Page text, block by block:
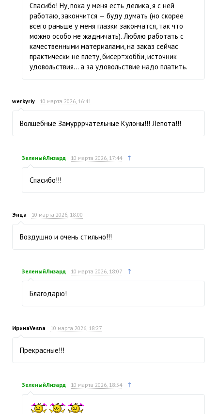
Спасибо! Ну, пока у меня есть делика, я с ней
работаю, закончится — буду думать (но скорее
всего раньше у меня глазки закончатся, так что
можно особо не жадничать). Люблю работать с
качественными материалами, на заказ сейчас
практически не плету, бисер=хобби, источник
удовольствия… а за удовольствие надо платить.
werkyriy 10 марта 2026, 16:41
Волшебные Замурррчательные Кулоны!!! Лепота!!!
ЗеленыйЛизард 10 марта 2026, 17:44 ↑
Спасибо!!!
Энца 10 марта 2026, 18:00
Воздушно и очень стильно!!!
ЗеленыйЛизард 10 марта 2026, 18:07 ↑
Благодарю!
ИринаVesna 10 марта 2026, 18:27
Прекрасные!!!
ЗеленыйЛизард 10 марта 2026, 18:54 ↑